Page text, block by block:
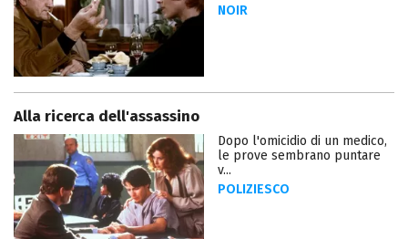
NOIR
Alla ricerca dell'assassino
Dopo l'omicidio di un medico,
le prove sembrano puntare
v...
POLIZIESCO